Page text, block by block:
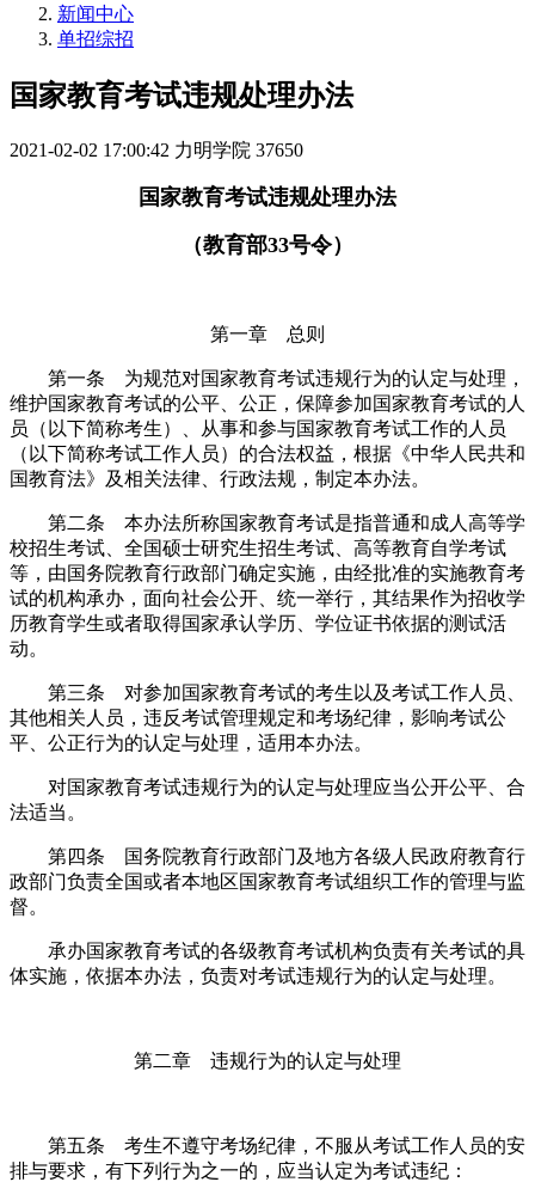
新闻中心
单招综招
国家教育考试违规处理办法
2021-02-02 17:00:42 力明学院 37650
国家教育考试违规处理办法
（教育部33号令）
第一章 总则
第一条 为规范对国家教育考试违规行为的认定与处理，
维护国家教育考试的公平、公正，保障参加国家教育考试的人
员（以下简称考生）、从事和参与国家教育考试工作的人员
（以下简称考试工作人员）的合法权益，根据《中华人民共和
国教育法》及相关法律、行政法规，制定本办法。
第二条 本办法所称国家教育考试是指普通和成人高等学
校招生考试、全国硕士研究生招生考试、高等教育自学考试
等，由国务院教育行政部门确定实施，由经批准的实施教育考
试的机构承办，面向社会公开、统一举行，其结果作为招收学
历教育学生或者取得国家承认学历、学位证书依据的测试活
动。
第三条 对参加国家教育考试的考生以及考试工作人员、
其他相关人员，违反考试管理规定和考场纪律，影响考试公
平、公正行为的认定与处理，适用本办法。
对国家教育考试违规行为的认定与处理应当公开公平、合
法适当。
第四条 国务院教育行政部门及地方各级人民政府教育行
政部门负责全国或者本地区国家教育考试组织工作的管理与监
督。
承办国家教育考试的各级教育考试机构负责有关考试的具
体实施，依据本办法，负责对考试违规行为的认定与处理。
第二章 违规行为的认定与处理
第五条 考生不遵守考场纪律，不服从考试工作人员的安
排与要求，有下列行为之一的，应当认定为考试违纪：